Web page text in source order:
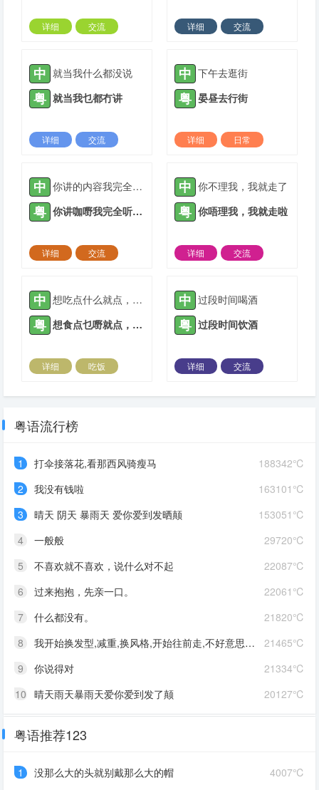
详细
交流
详细
交流
中 就当我什么都没说
粤 就当我乜都冇讲
详细
交流
中 下午去逛街
粤 晏昼去行街
详细
日常
中 你讲的内容我完全听不懂
粤 你讲咖嘢我完全听唔明
详细
交流
中 你不理我，我就走了
粤 你唔理我，我就走啦
详细
交流
中 想吃点什么就点，不用客气
粤 想食点乜嘢就点，唔使客气
详细
吃饭
中 过段时间喝酒
粤 过段时间饮酒
详细
交流
粤语流行榜
188342℃
1
打伞接落花,看那西风骑瘦马
163101℃
2
我没有钱啦
153051℃
3
晴天 阴天 暴雨天 爱你爱到发晒颠
29720℃
4
一般般
22087℃
5
不喜欢就不喜欢，说什么对不起
22061℃
6
过来抱抱，先亲一口。
21820℃
7
什么都没有。
21465℃
8
我开始换发型,减重,换风格,开始往前走,不好意思啊这一次,我一定要赢
21334℃
9
你说得对
20127℃
10 晴天雨天暴雨天爱你爱到发了颠
粤语推荐123
4007℃
1
没那么大的头就别戴那么大的帽